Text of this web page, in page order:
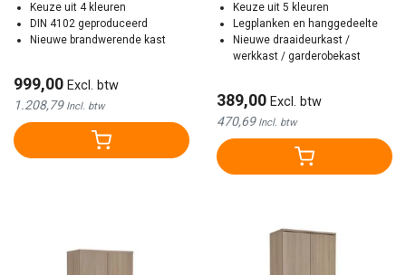
Keuze uit 4 kleuren
DIN 4102 geproduceerd
Nieuwe brandwerende kast
999,00 Excl. btw
1.208,79 Incl. btw
Kleuren
Keuze uit 5 kleuren
Legplanken en hanggedeelte
Nieuwe draaideurkast /
werkkast / garderobekast
389,00 Excl. btw
470,69 Incl. btw